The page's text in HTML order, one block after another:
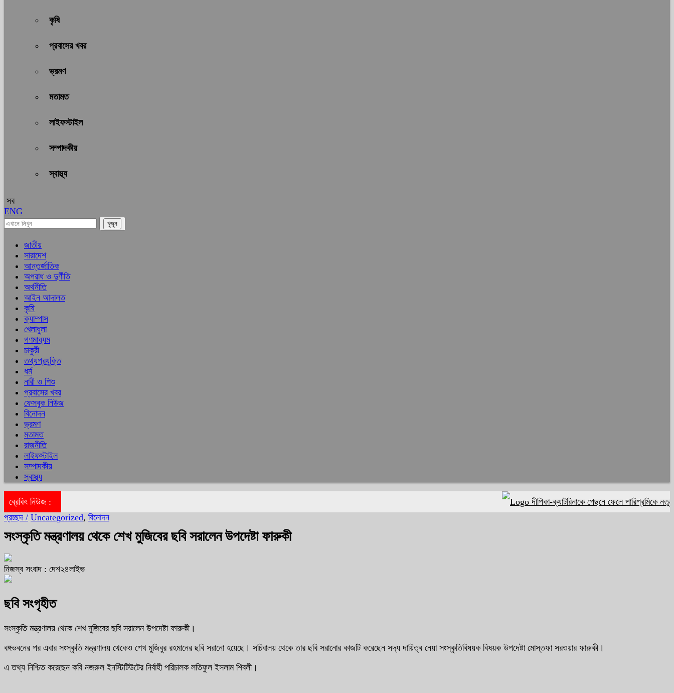
কৃষি
প্রবাসের খবর
ভ্রমণ
মতামত
লাইফস্টাইল
সম্পাদকীয়
স্বাস্থ্য
সব
ENG
জাতীয়
সারাদেশ
আন্তর্জাতিক
অপরাধ ও দুর্ণীতি
অর্থনীতি
আইন আদালত
কৃষি
ক্যাম্পাস
খেলাধুলা
গণমাধ্যম
চাকুরী
তথ্যপ্রযুক্তি
ধর্ম
নারী ও শিশু
প্রবাসের খবর
ফেসবুক নিউজ
বিনোদন
ভ্রমণ
মতামত
রাজনীতি
লাইফস্টাইল
সম্পাদকীয়
স্বাস্থ্য
ব্রেকিং নিউজ :
দীপিকা-ক্যাটরিনাকে পেছনে ফেলে পারিশ্রমিকে নতুন
প্রচ্ছদ / Uncategorized, বিনোদন
সংস্কৃতি মন্ত্রণালয় থেকে শেখ মুজিবের ছবি সরালেন উপদেষ্টা ফারুকী
নিজস্ব সংবাদ : দেশ২৪লাইভ
ছবি সংগৃহীত
সংস্কৃতি মন্ত্রণালয় থেকে শেখ মুজিবের ছবি সরালেন উপদেষ্টা ফারুকী।
বঙ্গভবনের পর এবার সংস্কৃতি মন্ত্রণালয় থেকেও শেখ মুজিবুর রহমানের ছবি সরানো হয়েছে। সচিবালয় থেকে তার ছবি সরানোর কাজটি করেছেন সদ্য দায়িত্ব নেয়া সংস্কৃতিবিষয়ক বিষয়ক উপদেষ্টা মোস্তফা সরওয়ার ফারুকী।
এ তথ্য নিশ্চিত করেছেন কবি নজরুল ইনস্টিটিউটের নির্বাহী পরিচালক লতিফুল ইসলাম শিবলী।